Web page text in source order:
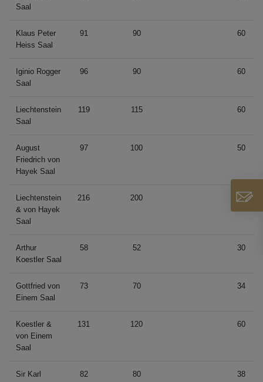
Saal
Klaus Peter
Heiss Saal
91 90 60
Iginio Rogger
Saal
96 90 60
Liechtenstein
Saal
119 115 60
August
Friedrich von
Hayek Saal
97 100 50
Liechtenstein
& von Hayek
Saal
216 200 100
Arthur
Koestler Saal
58 52 30
Gottfried von
Einem Saal
73 70 34
Koestler &
von Einem
Saal
131 120 60
Sir Karl
82 80 38